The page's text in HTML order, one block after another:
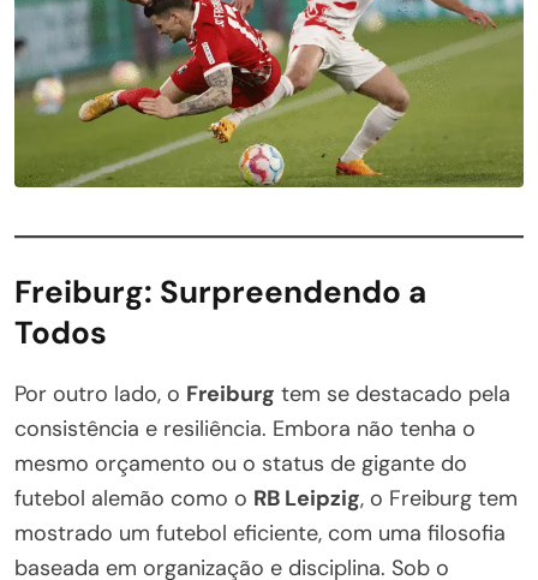
Freiburg: Surpreendendo a
Todos
Por outro lado, o Freiburg tem se destacado pela
consistência e resiliência. Embora não tenha o
mesmo orçamento ou o status de gigante do
futebol alemão como o RB Leipzig, o Freiburg tem
mostrado um futebol eficiente, com uma filosofia
baseada em organização e disciplina. Sob o